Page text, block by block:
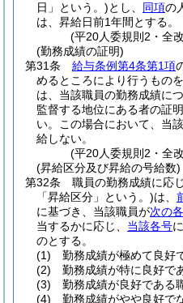
日」という。)とし、 同項の
は、昇給日前1年間とする。
(平20人委規則2・全
(勤務成績の証明)
第31条
給与条例第4条第1項
めるところにより行うものを
は、当該職員の勤務成績に
監督する地位にある者の証
い。
この場合において、当
給しない。
(平20人委規則2・全
(昇給区分及び昇給の号給数)
第32条
職員の勤務成績に応
「昇給区分」という。)は、
に基づき、当該職員が次の
当するかに応じ、 当該各号
のとする。
(1)
勤務成績が極めて良
(2)
勤務成績が特に良好
(3)
勤務成績が良好であ
(4)
勤務成績がやや良好